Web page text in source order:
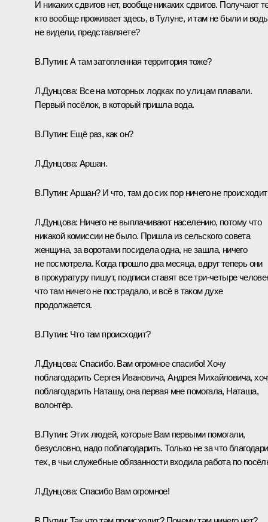
И никаких сдвигов нет, вообще никаких сдвигов. Получают
кто вообще проживает здесь, в Тулуне, и там не были и
не видели, представляете?
В.Путин: А там затопленная территория тоже?
Л.Дунцова: Все на моторных лодках по улицам плавали.
Первый посёлок, в который пришла вода.
В.Путин: Ещё раз, как он?
Л.Дунцова: Аршан.
В.Путин: Аршан? И что, там до сих пор ничего не
Л.Дунцова: Ничего не выплачивают населению, потому что
никакой комиссии не было. Пришла из сельского совета
женщина, за воротами посидела одна, не зашла, ничего
не посмотрела. Когда прошло два месяца, вдруг теперь они
в прокуратуру пишут, подписи ставят все три-четыре
что там ничего не пострадало, и всё в таком духе
продолжается.
В.Путин: Что там происходит?
Л.Дунцова: Спасибо. Вам огромное спасибо! Хочу
поблагодарить Сергея Ивановича, Андрея Михайловича,
поблагодарить Наташу, она первая мне помогала, Наташа,
волонтёр.
В.Путин: Этих людей, которые Вам первыми помогали,
безусловно, надо поблагодарить. Только не за что
тех, в чьи служебные обязанности входила работа по
Л.Дунцова: Спасибо Вам огромное!